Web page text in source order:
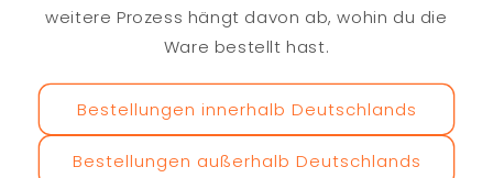
weitere Prozess hängt davon ab, wohin du die
Ware bestellt hast.
Bestellungen innerhalb Deutschlands
Bestellungen außerhalb Deutschlands